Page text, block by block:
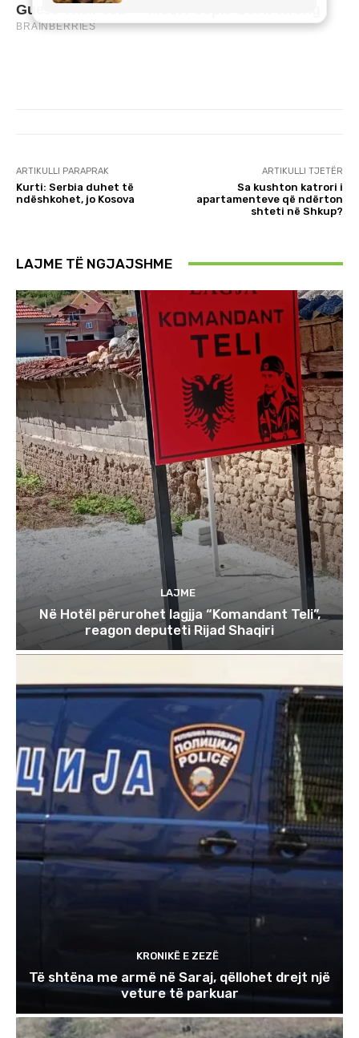
ARTIKULLI PARAPRAK
Kurti: Serbia duhet të
ndëshkohet, jo Kosova
ARTIKULLI TJETËR
Sa kushton katrori i
apartamenteve që ndërton
shteti në Shkup?
LAJME TË NGJAJSHME
LAJME
Në Hotël përurohet lagjja “Komandant Teli”,
reagon deputeti Rijad Shaqiri
KRONIKË E ZEZË
Të shtëna me armë në Saraj, qëllohet drejt një
veture të parkuar